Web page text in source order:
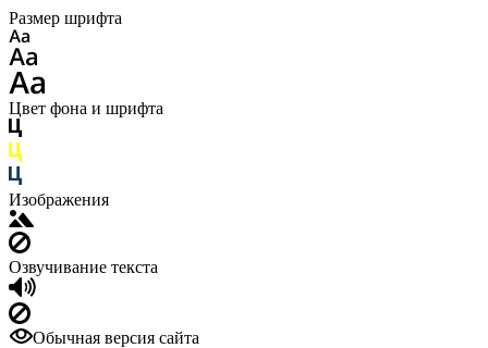
Размер шрифта
Цвет фона и шрифта
Изображения
Озвучивание текста
Обычная версия сайта